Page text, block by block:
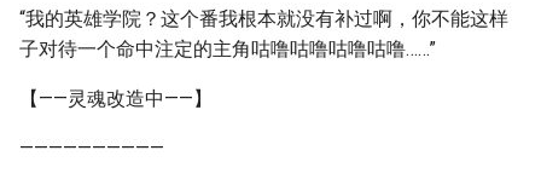
“我的英雄学院？这个番我根本就没有补过啊，你不能这样
子对待一个命中注定的主角咕噜咕噜咕噜咕噜……”
【——灵魂改造中——】
——————————